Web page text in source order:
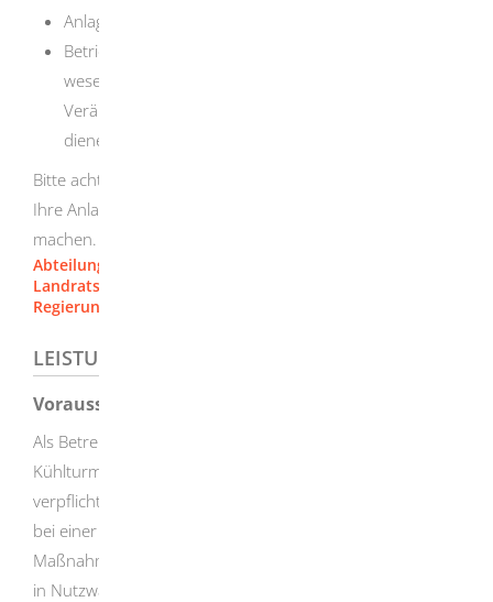
Anlagen der untertägigen Abfallentsorgung und
Betriebsgelände mit Anlagen, die der Herstellung,
wesentlichen Erweiterung und wesentlichen
Veränderung von unterirdischen Hohlräumen
dienen.
Bitte achten Sie darauf, dass Sie Ihre Meldung bei der für
Ihre Anlage zuständigen Immissionsschutzbehörde
machen.
Abteilung 5 - Umwelt [Regierungspräsidium Stuttgart]
Landratsamt Heidenheim
Regierungspräsidium Freiburg
LEISTUNGSDETAILS
Voraussetzungen
Als Betreiber einer Verdunstungskühlanlage, eines
Kühlturms oder eines Nassabscheiders sind Sie
verpflichtet, die zuständige Behörde zu informieren, wenn
bei einer Laboruntersuchung eine Überschreitung der
Maßnahmenwerte für die Konzentration von Legionellen
in Nutzwasser festgestellt wird.